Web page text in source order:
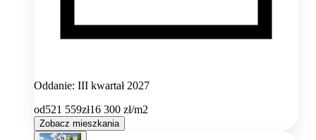
Oddanie: III kwartał 2027
od521 559zł16 300 zł/m2
Zobacz mieszkania